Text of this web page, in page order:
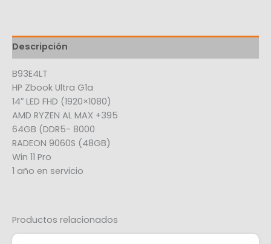
Descripción
B93E4LT
HP Zbook Ultra G1a
14″ LED FHD (1920×1080)
AMD RYZEN AL MAX +395
64GB (DDR5- 8000
RADEON 9060S (48GB)
Win 11 Pro
1 año en servicio
Productos relacionados